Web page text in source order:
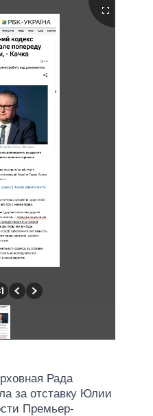
Рада
за отставку Юлии
Премьер-